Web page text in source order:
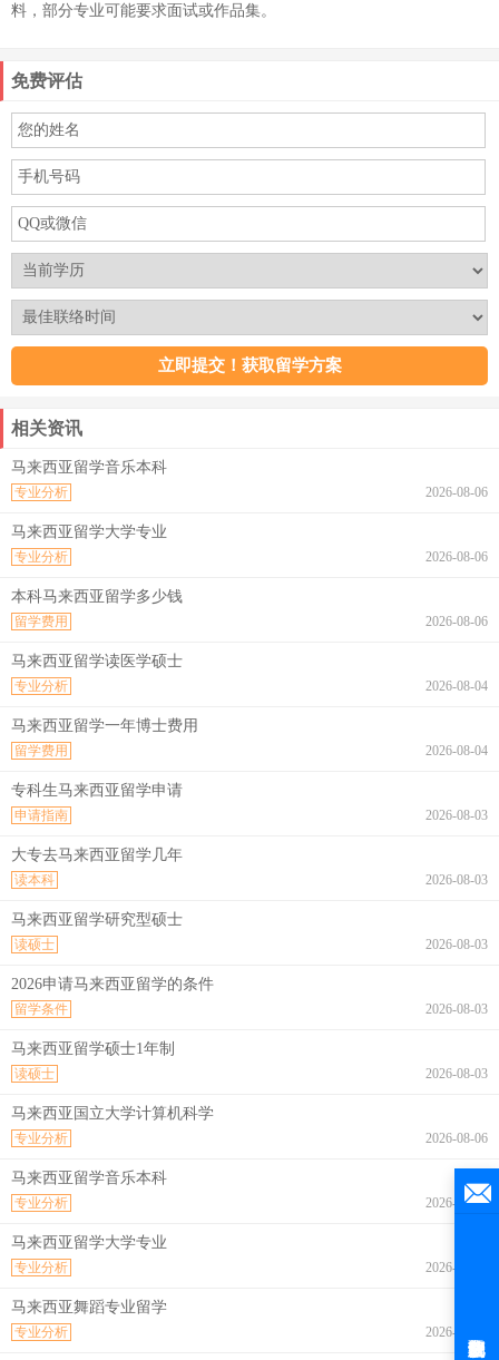
料，部分专业可能要求面试或作品集。
免费评估
相关资讯
马来西亚留学音乐本科
2026-08-06
专业分析
马来西亚留学大学专业
2026-08-06
专业分析
本科马来西亚留学多少钱
2026-08-06
留学费用
马来西亚留学读医学硕士
2026-08-04
专业分析
马来西亚留学一年博士费用
2026-08-04
留学费用
专科生马来西亚留学申请
2026-08-03
申请指南
大专去马来西亚留学几年
2026-08-03
读本科
马来西亚留学研究型硕士
2026-08-03
读硕士
2026申请马来西亚留学的条件
2026-08-03
留学条件
马来西亚留学硕士1年制
2026-08-03
读硕士
马来西亚国立大学计算机科学
2026-08-06
专业分析
马来西亚留学音乐本科
2026-08-06
专业分析
马来西亚留学大学专业
2026-08-06
专业分析
马来西亚舞蹈专业留学
2026-08-06
专业分析